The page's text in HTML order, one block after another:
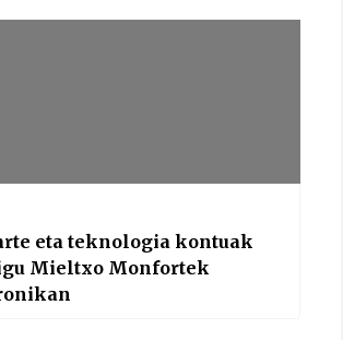
eta teknologia kontuak
Mieltxo Monfortek